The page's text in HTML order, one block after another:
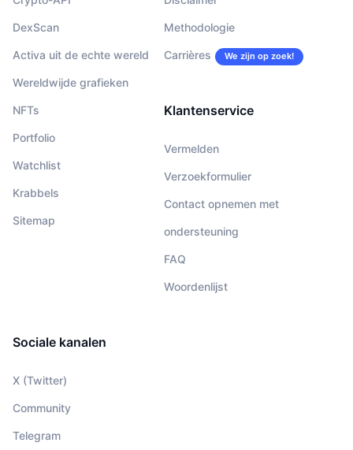
DexScan
Activa uit de echte wereld
Wereldwijde grafieken
NFTs
Portfolio
Watchlist
Krabbels
Sitemap
Methodologie
Carrières We zijn op zoek!
Klantenservice
Vermelden
Verzoekformulier
Contact opnemen met
ondersteuning
FAQ
Woordenlijst
Sociale kanalen
X (Twitter)
Community
Telegram